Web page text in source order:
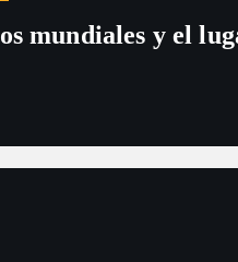
mundiales y el